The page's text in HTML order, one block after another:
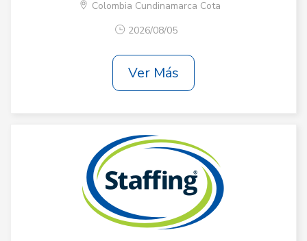
Colombia Cundinamarca Cota
2026/08/05
Ver Más